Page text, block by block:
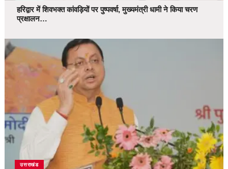
हरिद्वार में शिवभक्त कांवड़ियों पर पुष्पवर्षा, मुख्यमंत्री धामी ने किया चरण
प्रक्षालन…
उत्तराखंड